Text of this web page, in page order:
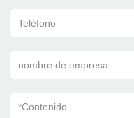
Teléfono
nombre de empresa
*Contenido